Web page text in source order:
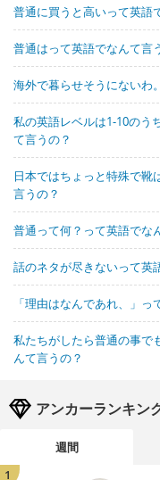
普通に買うと高いって英語
普通はって英語でなんて言
海外で暮らせそうにないわ
私の英語レベルは1-10のう
て言うの？
日本ではちょっと特殊で靴
言うの？
普通って何？って英語でな
話のネタが尽きないって英
「理由はなんであれ、」っ
私たちがしたら普通の事で
んて言うの？
アンカーランキン
週間
1